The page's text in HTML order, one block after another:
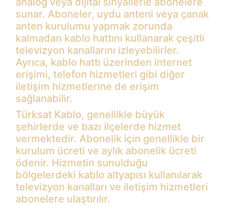
sunar. Aboneler, uydu anteni veya çanak
anten kurulumu yapmak zorunda
kalmadan kablo hattını kullanarak çeşitli
televizyon kanallarını izleyebilirler.
Ayrıca, kablo hattı üzerinden internet
erişimi, telefon hizmetleri gibi diğer
iletişim hizmetlerine de erişim
sağlanabilir.
Türksat Kablo, genellikle büyük
şehirlerde ve bazı ilçelerde hizmet
vermektedir. Abonelik için genellikle bir
kurulum ücreti ve aylık abonelik ücreti
ödenir. Hizmetin sunulduğu
bölgelerdeki kablo altyapısı kullanılarak
televizyon kanalları ve iletişim hizmetleri
abonelere ulaştırılır.